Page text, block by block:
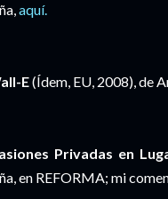
aquí.
E(Ídem, EU, 2008), de
Privadas en
en REFORMA; mi